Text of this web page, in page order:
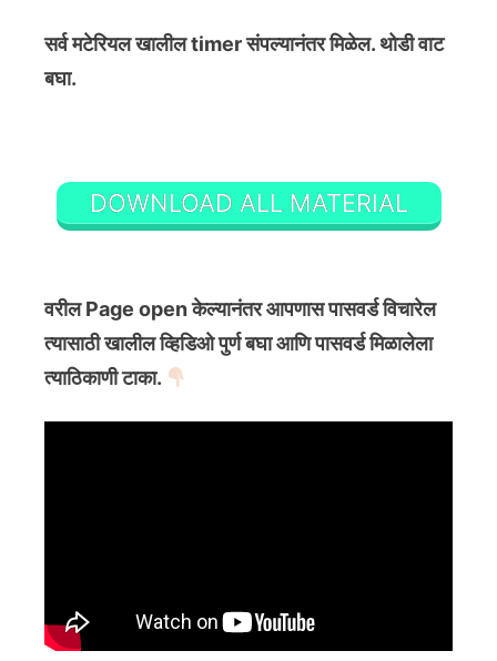
सर्व मटेरियल खालील timer संपल्यानंतर मिळेल. थोडी वाट
बघा.
DOWNLOAD ALL MATERIAL
वरील Page open केल्यानंतर आपणास पासवर्ड विचारेल
त्यासाठी खालील व्हिडिओ पुर्ण बघा आणि पासवर्ड मिळालेला
त्याठिकाणी टाका.